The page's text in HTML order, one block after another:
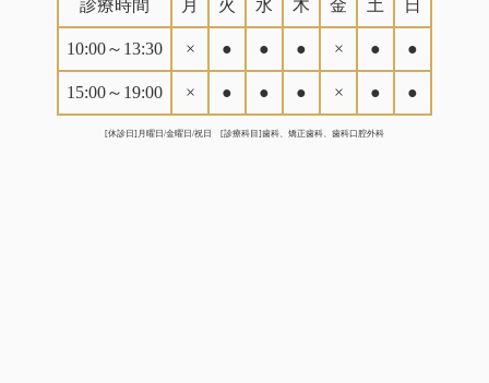
診療時間 月 火 水 木 金 土 日
10:00～13:30 × ● ● ● × ● ●
15:00～19:00 × ● ● ● × ● ●
[休診日]月曜日/金曜日/祝日 [診療科目]歯科、矯正歯科、歯科口腔外科